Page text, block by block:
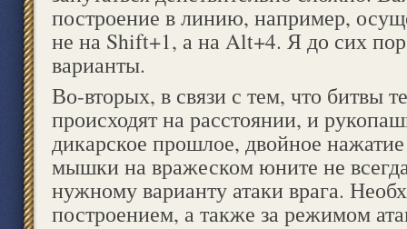
построение в линию, например,
не на Shift+1, а на Alt+4. Я до сих
варианты.
Во-вторых, в связи с тем, что битвы
происходят на расстоянии, и
дикарское прошлое, двойное
мышки на вражеском юните не
нужному варианту атаки врага.
построением, а также за режимом